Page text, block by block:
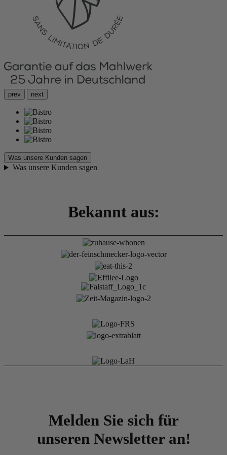
prev next
Was unsere Kunden sagen
Was unsere Kunden sagen
Bekannt aus:
Melden Sie sich für
unseren Newsletter an!